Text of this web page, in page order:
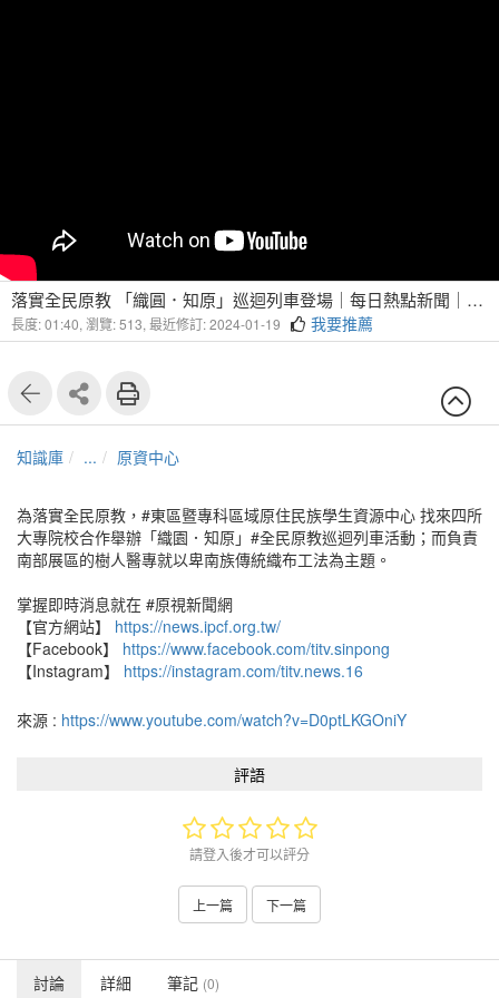
落實全民原教 「織圓．知原」巡迴列車登場｜每日熱點新聞｜原住民族電視台
長度: 01:40, 瀏覽: 513, 最近修訂: 2024-01-19 我要推薦
知識庫 ... 原資中心
為落實全民原教，#東區暨專科區域原住民族學生資源中心 找來四所
大專院校合作舉辦「織園．知原」#全民原教巡迴列車活動；而負責
南部展區的樹人醫專就以卑南族傳統織布工法為主題。
掌握即時消息就在 #原視新聞網
【官方網站】 https://news.ipcf.org.tw/
【Facebook】 https://www.facebook.com/titv.sinpong
【Instagram】 https://instagram.com/titv.news.16
來源 : https://www.youtube.com/watch?v=D0ptLKGOniY
評語
請登入後才可以評分
上一篇 下一篇
討論 詳細 筆記 (0)